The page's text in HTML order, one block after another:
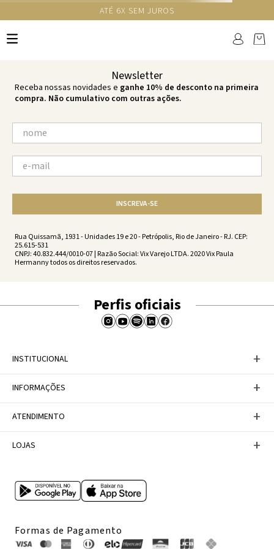
GANHE 10% NA PRIMEIRA COMPRA COM O CUPOM NEWS10
não encontramos resultados para:
'colar-bola-vermelho-escuro-
vermelho-escuro-vc223023-094'
O que você está procurando?